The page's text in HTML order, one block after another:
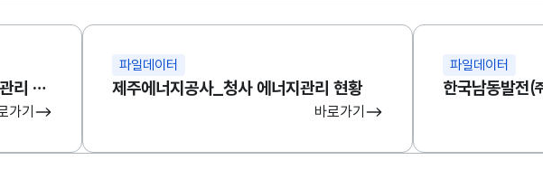
한국우편사업진흥원_청사 에너지관리 현황
가기
파일데이터
제주에너지공사_청사 에너지관리 현황
바로가기
파일데이터
한국남동발전